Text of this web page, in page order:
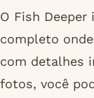
O Fish
completo
com detalhes
fotos, você